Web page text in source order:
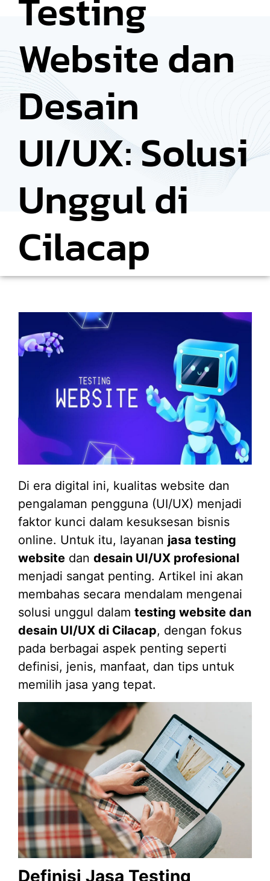
Website dan
Desain
UI/UX: Solusi
Unggul di
Cilacap
Di era digital ini, kualitas website dan
pengalaman pengguna (UI/UX) menjadi
faktor kunci dalam kesuksesan bisnis
online. Untuk itu, layanan jasa testing
website dan desain UI/UX profesional
menjadi sangat penting. Artikel ini akan
membahas secara mendalam mengenai
solusi unggul dalam testing website dan
desain UI/UX di Cilacap, dengan fokus
pada berbagai aspek penting seperti
definisi, jenis, manfaat, dan tips untuk
memilih jasa yang tepat.
Definisi Jasa Testing